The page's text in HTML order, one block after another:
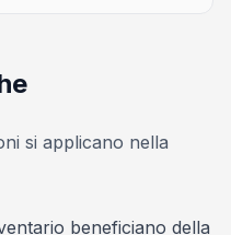
si applicano nella
beneficiano della